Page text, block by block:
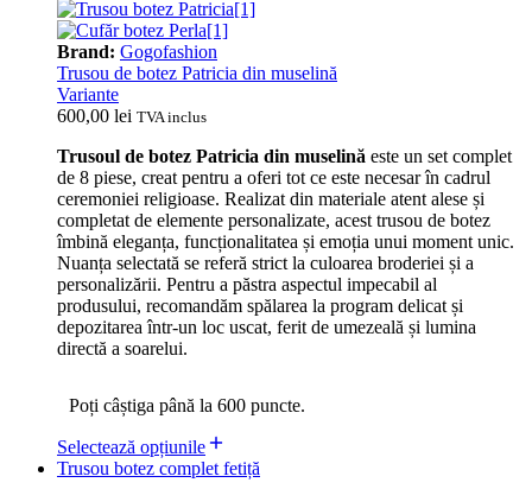
Brand: Gogofashion
Trusou de botez Patricia din muselină
Variante
600,00 lei TVA inclus
Trusoul de botez Patricia din muselină este un set complet
de 8 piese, creat pentru a oferi tot ce este necesar în cadrul
ceremoniei religioase. Realizat din materiale atent alese și
completat de elemente personalizate, acest trusou de botez
îmbină eleganța, funcționalitatea și emoția unui moment unic.
Nuanța selectată se referă strict la culoarea broderiei și a
personalizării. Pentru a păstra aspectul impecabil al
produsului, recomandăm spălarea la program delicat și
depozitarea într-un loc uscat, ferit de umezeală și lumina
directă a soarelui.
Poți câștiga până la 600 puncte.
Selectează opțiunile
Trusou botez complet fetiță